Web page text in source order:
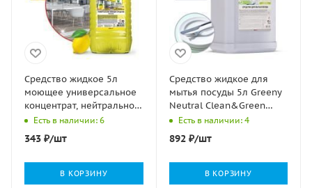
Средство жидкое 5л
моющее универсальное
концентрат, нейтральное
эко Clean&Green ПЭТ1/2
Есть в наличии: 6
343 ₽/шт
В КОРЗИНУ
Средство жидкое для
мытья посуды 5л Greeny
Neutral Clean&Green
nelK 1/4
Есть в наличии: 4
892₽/шт
В КОРЗИНУ